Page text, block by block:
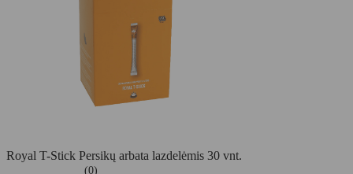
Royal T-Stick Persikų arbata lazdelėmis 30 vnt.
(0)